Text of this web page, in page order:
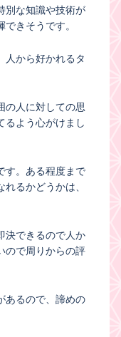
別な知識や技術が
きそうです。
人から好かれるタ
の人に対しての思
るよう心がけまし
す。ある程度まで
るかどうかは、
決できるので人か
ので周りからの評
あるので、諦めの